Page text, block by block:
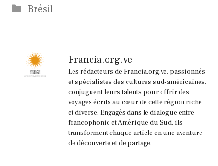
Catégories
Brésil
Francia.org.ve
Les rédacteurs de Francia.org.ve, passionnés
et spécialistes des cultures sud-américaines,
conjuguent leurs talents pour offrir des
voyages écrits au cœur de cette région riche
et diverse. Engagés dans le dialogue entre
francophonie et Amérique du Sud, ils
transforment chaque article en une aventure
de découverte et de partage.